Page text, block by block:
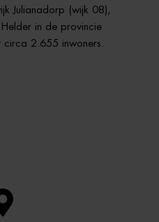
Julianadorp (wijk 08),
Helder in de provincie
circa 2.655 inwoners.